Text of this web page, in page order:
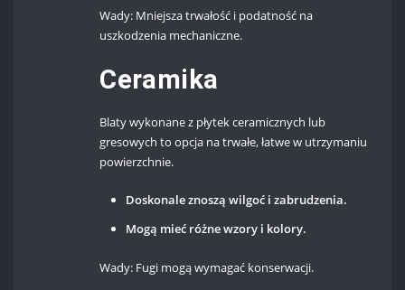
Wady: Mniejsza trwałość i podatność na
uszkodzenia mechaniczne.
Ceramika
Blaty wykonane z płytek ceramicznych lub
gresowych to opcja na trwałe, łatwe w utrzymaniu
powierzchnie.
Doskonale znoszą wilgoć i zabrudzenia.
Mogą mieć różne wzory i kolory.
Wady: Fugi mogą wymagać konserwacji.